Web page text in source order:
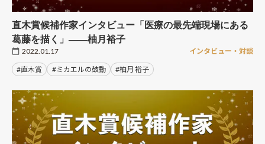
直木賞候補作家インタビュー「医療の最先端現場にある
葛藤を描く」――柚月裕子
2022.01.17 インタビュー・対談
#直木賞 #ミカエルの鼓動 #柚月 裕子